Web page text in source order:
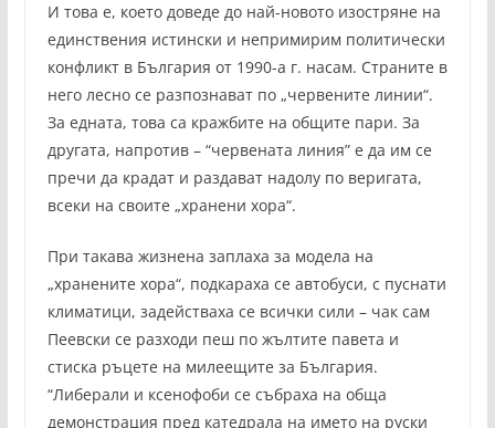
И това е, което доведе до най-новото изостряне на
единствения истински и непримирим политически
конфликт в България от 1990-а г. насам. Страните в
него лесно се разпознават по „червените линии“.
За едната, това са кражбите на общите пари. За
другата, напротив – “червената линия” е да им се
пречи да крадат и раздават надолу по веригата,
всеки на своите „хранени хора“.
При такава жизнена заплаха за модела на
„хранените хора“, подкараха се автобуси, с пуснати
климатици, задействаха се всички сили – чак сам
Пеевски се разходи пеш по жълтите павета и
стиска ръцете на милеещите за България.
“Либерали и ксенофоби се събраха на обща
демонстрация пред катедрала на името на руски